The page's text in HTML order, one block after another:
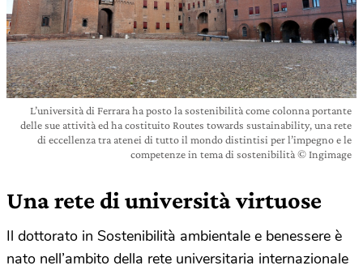
L’università di Ferrara ha posto la sostenibilità come colonna portante
delle sue attività ed ha costituito Routes towards sustainability, una rete
di eccellenza tra atenei di tutto il mondo distintisi per l’impegno e le
competenze in tema di sostenibilità © Ingimage
Una rete di università virtuose
Il dottorato in Sostenibilità ambientale e benessere è
nato nell’ambito della rete universitaria internazionale